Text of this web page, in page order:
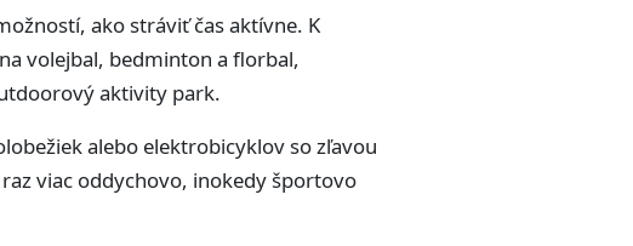
ako stráviť čas aktívne. K
volejbal, bedminton a florbal,
aktivity park.
alebo elektrobicyklov so zľavou
viac oddychovo, inokedy športovo